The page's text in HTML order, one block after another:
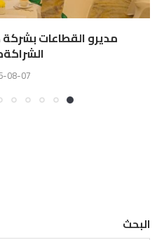
مديرو القطاعات
08-07
البحث